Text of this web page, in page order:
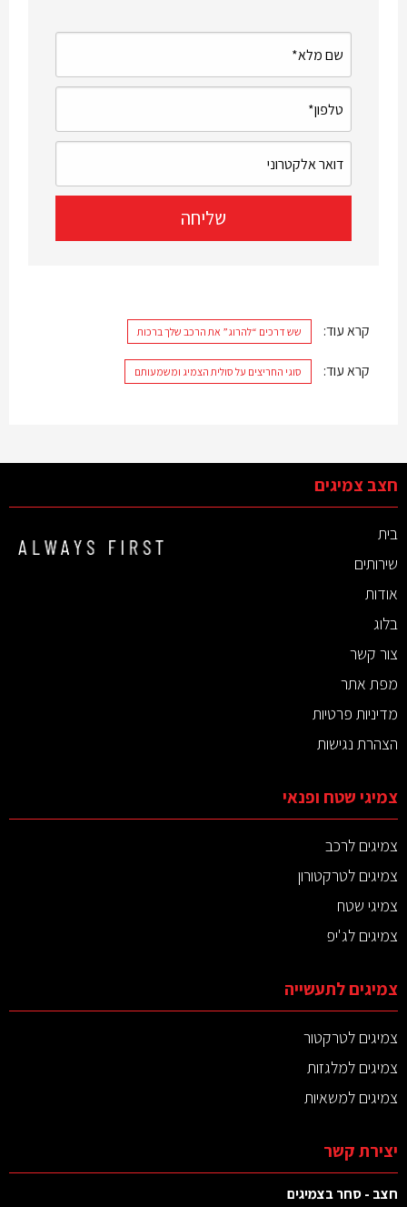
קרא עוד: שש דרכים “להרוג” את הרכב שלך ברכות
קרא עוד: סוגי החריצים על סולית הצמיג ומשמעותם
חצב צמיגים
בית
שירותים
אודות
בלוג
צור קשר
מפת אתר
מדיניות פרטיות
הצהרת נגישות
צמיגי שטח ופנאי
צמיגים לרכב
צמיגים לטרקטורון
צמיגי שטח
צמיגים לג'יפ
צמיגים לתעשייה
צמיגים לטרקטור
צמיגים למלגזות
צמיגים למשאיות
יצירת קשר
חצב - סחר בצמיגים